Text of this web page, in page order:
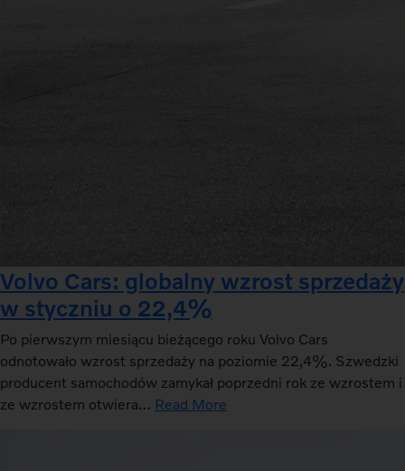
Volvo Cars: globalny wzrost sprzedaży
w styczniu o 22,4%
Po pierwszym miesiącu bieżącego roku Volvo Cars
odnotowało wzrost sprzedaży na poziomie 22,4%. Szwedzki
producent samochodów zamykał poprzedni rok ze wzrostem i
ze wzrostem otwiera… Read More